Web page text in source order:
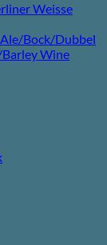
Weisse
Bock/Dubbel
Wine